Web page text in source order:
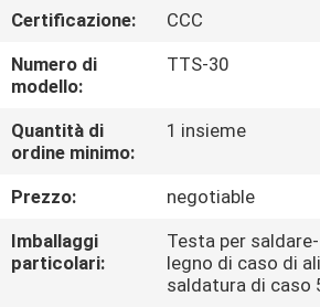
GIRO
DELLA
FABBRICA
CONTROLLO
DI
QUALITÀ
Certificazione:
CCC
Numero di
modello:
TTS-30
Quantità di
ordine minimo:
1 insieme
Prezzo:
negotiable
Imballaggi
particolari:
Testa per
legno di caso di
saldatura di caso